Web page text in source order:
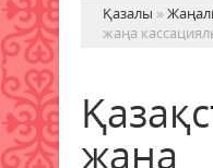
Қазалы »
жаңа
жаңа